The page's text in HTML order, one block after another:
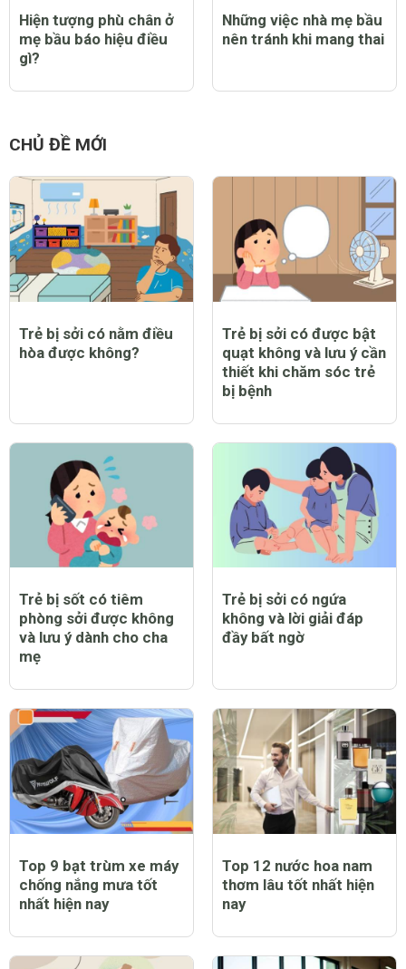
Hiện tượng phù chân ở
mẹ bầu báo hiệu điều
gì?
Những việc nhà mẹ bầu
nên tránh khi mang thai
CHỦ ĐỀ MỚI
Trẻ bị sởi có nằm điều
hòa được không?
Trẻ bị sởi có được bật
quạt không và lưu ý cần
thiết khi chăm sóc trẻ
bị bệnh
Trẻ bị sốt có tiêm
phòng sởi được không
và lưu ý dành cho cha
mẹ
Trẻ bị sởi có ngứa
không và lời giải đáp
đầy bất ngờ
Top 9 bạt trùm xe máy
chống nắng mưa tốt
nhất hiện nay
Top 12 nước hoa nam
thơm lâu tốt nhất hiện
nay